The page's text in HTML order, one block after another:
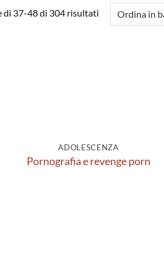
di 37-48 di 304 risultatiOrdina
ADOLESCENZA
Pornografia e revenge porn